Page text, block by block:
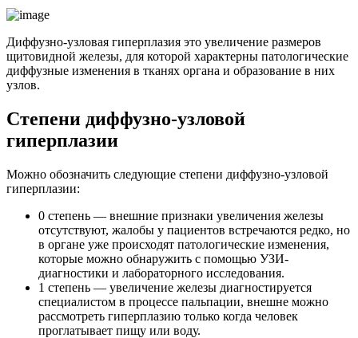
Диффузно-узловая гиперплазия это увеличение размеров
щитовидной железы, для которой характерны патологические
диффузные изменения в тканях органа и образование в них
узлов.
Степени диффузно-узловой
гиперплазии
Можно обозначить следующие степени диффузно-узловой
гиперплазии:
0 степень — внешние признаки увеличения железы
отсутствуют, жалобы у пациентов встречаются редко, но
в органе уже происходят патологические изменения,
которые можно обнаружить с помощью УЗИ-
диагностики и лабораторного исследования.
1 степень — увеличение железы диагностируется
специалистом в процессе пальпации, внешне можно
рассмотреть гиперплазию только когда человек
проглатывает пищу или воду.